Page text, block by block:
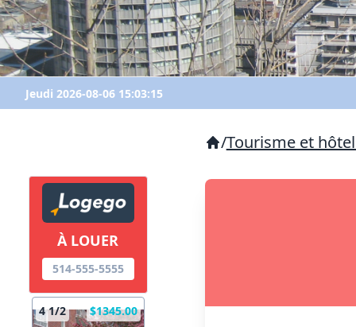
Jeudi 2026-08-06 15:03:15
À LOUER
514-555-5555
4 1/2 $1345.00
/Tourisme et